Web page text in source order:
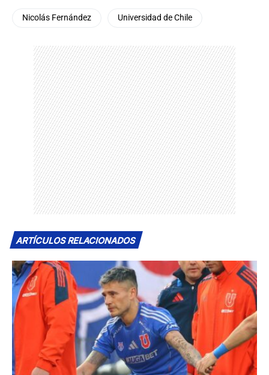
Nicolás Fernández Universidad de Chile
ARTÍCULOS RELACIONADOS